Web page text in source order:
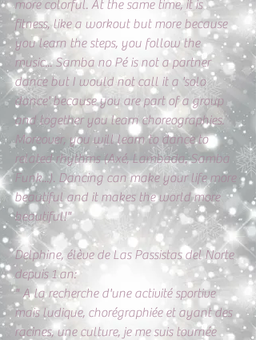
more colorful. At the same time, it is
fitness, like a workout but more because
you learn the steps, you follow the
music... Samba no Pé is not a partner
dance but I would not call it a 'solo
dance' because you are part of a group
and together you learn choreographies.
Moreover, you will learn to dance to
related rhythms (Axé, Lambada, Samba
Funk...). Dancing can make your life more
beautiful and it makes the world more
beautiful!"
Delphine, élève de Las Passistas del Norte
depuis 1 an:
" A la recherche d'une activité sportive
mais ludique, chorégraphiée et ayant des
racines, une culture, je me suis tournée